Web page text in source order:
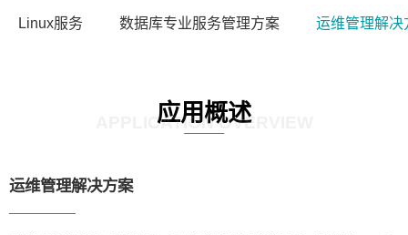
Linux服务 数据库专业服务管理方案 运维管理解决
应用概述
APPLICATION OVERVIEW
运维管理解决方案